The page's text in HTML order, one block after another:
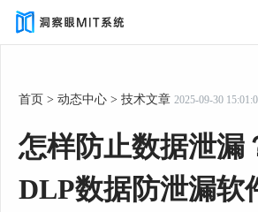
首页 > 动态中心 > 技术文章 2025-09-30
怎样防止数据泄漏
DLP数据防泄漏软